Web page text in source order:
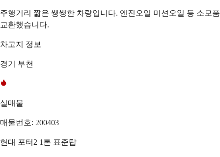
주행거리 짧은 쌩쌩한 차량입니다. 엔진오일 미션오일 등 소모품
교환했습니다.
차고지 정보
경기 부천
실매물
매물번호: 200403
현대 포터2 1톤 표준탑